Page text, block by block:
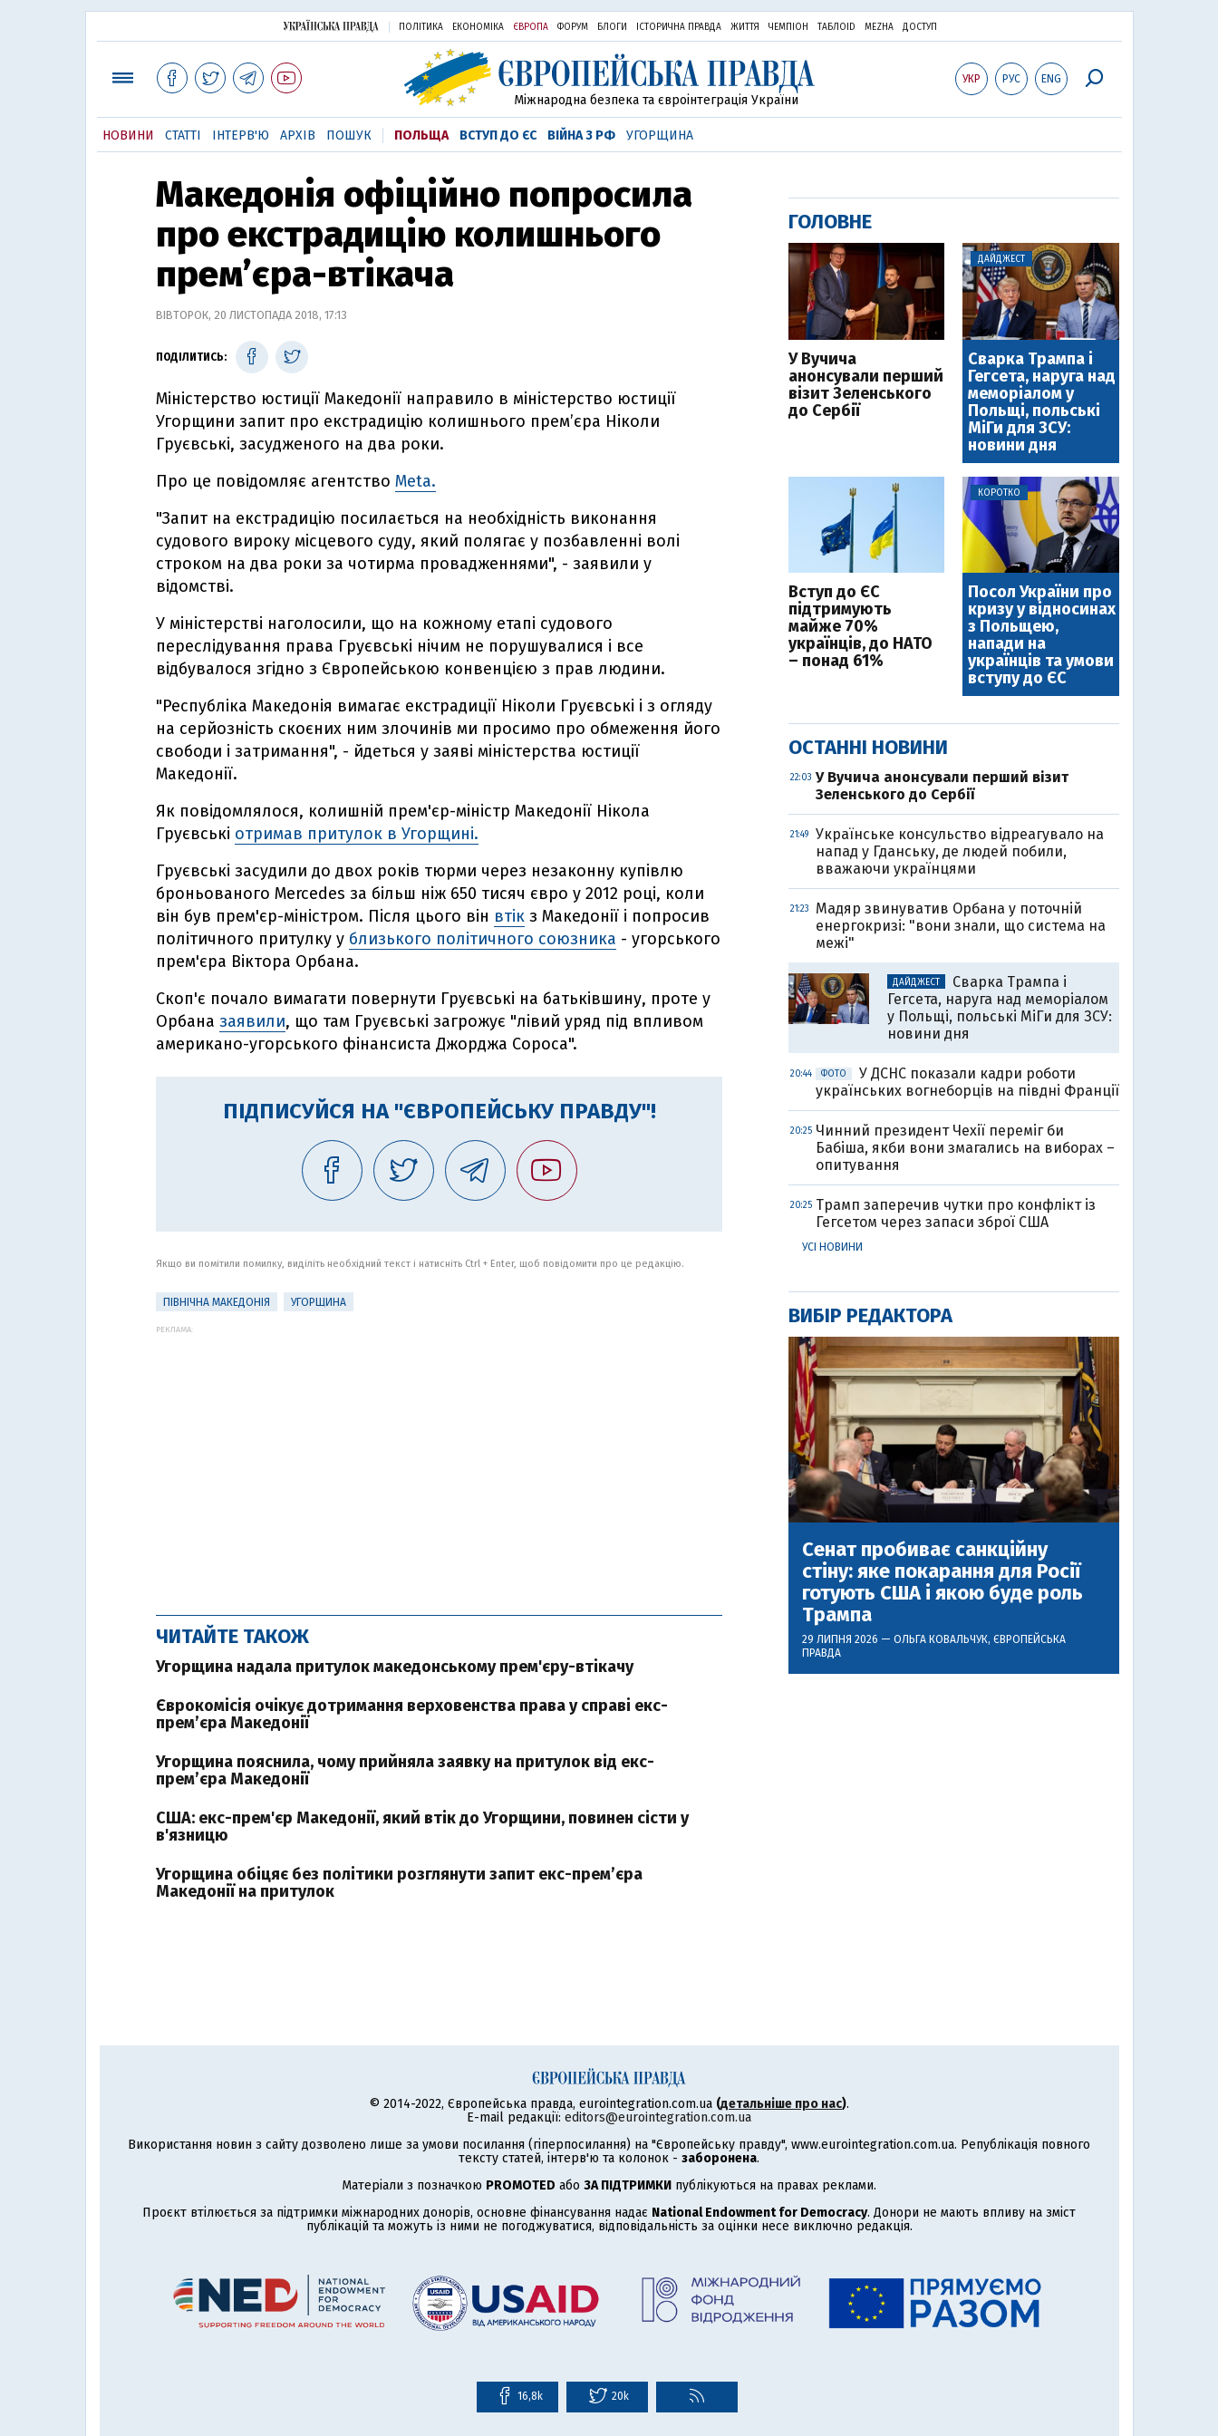
ПОЛІТИКА ЕКОНОМІКА ЄВРОПА ФОРУМ БЛОГИ ІСТОРИЧНА ПРАВДА ЖИТТЯ ЧЕМПІОН ТАБЛОID MEZHA ДОСТУП
УКР РУС ENG
Міжнародна безпека та євроінтеграція України
НОВИНИ СТАТТІ ІНТЕРВ'Ю АРХІВ ПОШУК ПОЛЬЩА ВСТУП ДО ЄС ВІЙНА З РФ УГОРЩИНА
Македонія офіційно попросила
про екстрадицію колишнього
прем’єра-втікача
ВІВТОРОК, 20 ЛИСТОПАДА 2018, 17:13
ПОДІЛИТИСЬ:
Міністерство юстиції Македонії направило в міністерство юстиції
Угорщини запит про екстрадицію колишнього прем’єра Ніколи
Груєвські, засудженого на два роки.
Про це повідомляє агентство Meta.
"Запит на екстрадицію посилається на необхідність виконання
судового вироку місцевого суду, який полягає у позбавленні волі
строком на два роки за чотирма провадженнями", - заявили у
відомстві.
У міністерстві наголосили, що на кожному етапі судового
переслідування права Груєвські нічим не порушувалися і все
відбувалося згідно з Європейською конвенцією з прав людини.
"Республіка Македонія вимагає екстрадиції Ніколи Груєвські і з огляду
на серйозність скоєних ним злочинів ми просимо про обмеження його
свободи і затримання", - йдеться у заяві міністерства юстиції
Македонії.
Як повідомлялося, колишній прем'єр-міністр Македонії Нікола
Груєвські отримав притулок в Угорщині.
Груєвські засудили до двох років тюрми через незаконну купівлю
броньованого Mercedes за більш ніж 650 тисяч євро у 2012 році, коли
він був прем'єр-міністром. Після цього він втік з Македонії і попросив
політичного притулку у близького політичного союзника - угорського
прем'єра Віктора Орбана.
Скоп'є почало вимагати повернути Груєвські на батьківшину, проте у
Орбана заявили, що там Груєвські загрожує "лівий уряд під впливом
американо-угорського фінансиста Джорджа Сороса".
ПІДПИСУЙСЯ НА "ЄВРОПЕЙСЬКУ ПРАВДУ"!
Якщо ви помітили помилку, виділіть необхідний текст і натисніть Ctrl + Enter, щоб повідомити про це редакцію.
ПІВНІЧНА МАКЕДОНІЯ УГОРЩИНА
РЕКЛАМА:
ЧИТАЙТЕ ТАКОЖ
Угорщина надала притулок македонському прем'єру-втікачу
Єврокомісія очікує дотримання верховенства права у справі екс-
прем’єра Македонії
Угорщина пояснила, чому прийняла заявку на притулок від екс-
прем’єра Македонії
США: екс-прем'єр Македонії, який втік до Угорщини, повинен сісти у
в'язницю
Угорщина обіцяє без політики розглянути запит екс-прем’єра
Македонії на притулок
ГОЛОВНЕ
У Вучича
анонсували перший
візит Зеленського
до Сербії
ДАЙДЖЕСТ
Сварка Трампа і
Гегсета, наруга над
меморіалом у
Польщі, польські
МіГи для ЗСУ:
новини дня
Вступ до ЄС
підтримують
майже 70%
українців, до НАТО
– понад 61%
КОРОТКО
Посол України про
кризу у відносинах
з Польщею,
напади на
українців та умови
вступу до ЄС
ОСТАННІ НОВИНИ
22:03 У Вучича анонсували перший візит
Зеленського до Сербії
21:49
Українське консульство відреагувало на
напад у Гданську, де людей побили,
вважаючи українцями
21:23
Мадяр звинуватив Орбана у поточній
енергокризі: "вони знали, що система на
межі"
ДАЙДЖЕСТ
Сварка Трампа і
Гегсета, наруга над меморіалом
у Польщі, польські МіГи для ЗСУ:
новини дня
20:44 ФОТО
У ДСНС показали кадри роботи
українських вогнеборців на півдні Франції
20:25 Чинний президент Чехії переміг би
Бабіша, якби вони змагались на виборах –
опитування
20:25 Трамп заперечив чутки про конфлікт із
Гегсетом через запаси зброї США
УСІ НОВИНИ
ВИБІР РЕДАКТОРА
Сенат пробиває санкційну
стіну: яке покарання для Росії
готують США і якою буде роль
Трампа
29 ЛИПНЯ 2026 — ОЛЬГА КОВАЛЬЧУК, ЄВРОПЕЙСЬКА
ПРАВДА
© 2014-2022, Європейська правда, eurointegration.com.ua (детальніше про нас).
E-mail редакції: editors@eurointegration.com.ua
Використання новин з сайту дозволено лише за умови посилання (гіперпосилання) на "Європейську правду", www.eurointegration.com.ua. Републікація повного
тексту статей, інтерв'ю та колонок - заборонена.
Матеріали з позначкою PROMOTED або ЗА ПІДТРИМКИ публікуються на правах реклами.
Проєкт втілюється за підтримки міжнародних донорів, основне фінансування надає National Endowment for Democracy. Донори не мають впливу на зміст
публікацій та можуть із ними не погоджуватися, відповідальність за оцінки несе виключно редакція.
16,8k 20k